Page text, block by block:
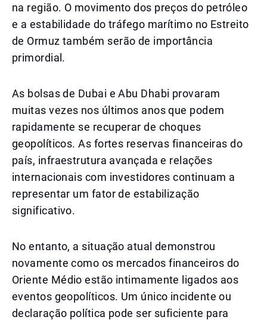
na região. O movimento dos preços do petróleo
e a estabilidade do tráfego marítimo no Estreito
de Ormuz também serão de importância
primordial.
As bolsas de Dubai e Abu Dhabi provaram
muitas vezes nos últimos anos que podem
rapidamente se recuperar de choques
geopolíticos. As fortes reservas financeiras do
país, infraestrutura avançada e relações
internacionais com investidores continuam a
representar um fator de estabilização
significativo.
No entanto, a situação atual demonstrou
novamente como os mercados financeiros do
Oriente Médio estão intimamente ligados aos
eventos geopolíticos. Um único incidente ou
declaração política pode ser suficiente para